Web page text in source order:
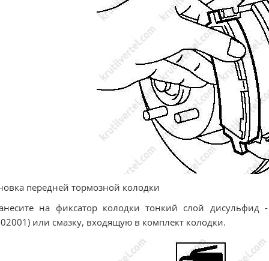
передней тормозной колодки
на фиксатор колодки тонкий слой
или смазку, входящую в комплект колодки.